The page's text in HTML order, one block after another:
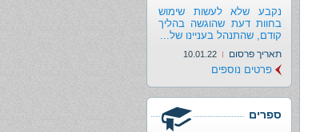
נקבע שלא לעשות שימוש
בחוות דעת שהוגשה בהליך
קודם, שהתנהל בעניינו של...
תאריך פרסום 10.01.22
פרטים נוספים
ספרים